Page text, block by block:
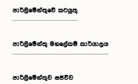
පාර්ලිමේන්තුවේ කටයුතු
පාර්ලිමේන්තු මහලේකම් කාර්යාලය
පාර්ලිමේන්තුව සජීවීව